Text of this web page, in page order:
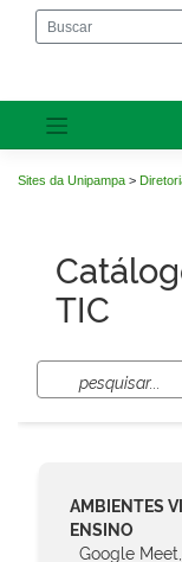
Sites da Unipampa >